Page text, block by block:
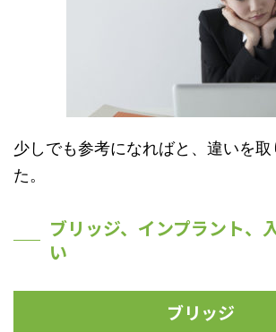
少しでも参考になればと、違いを取
た。
ブリッジ、インプラント、
い
ブリッジ